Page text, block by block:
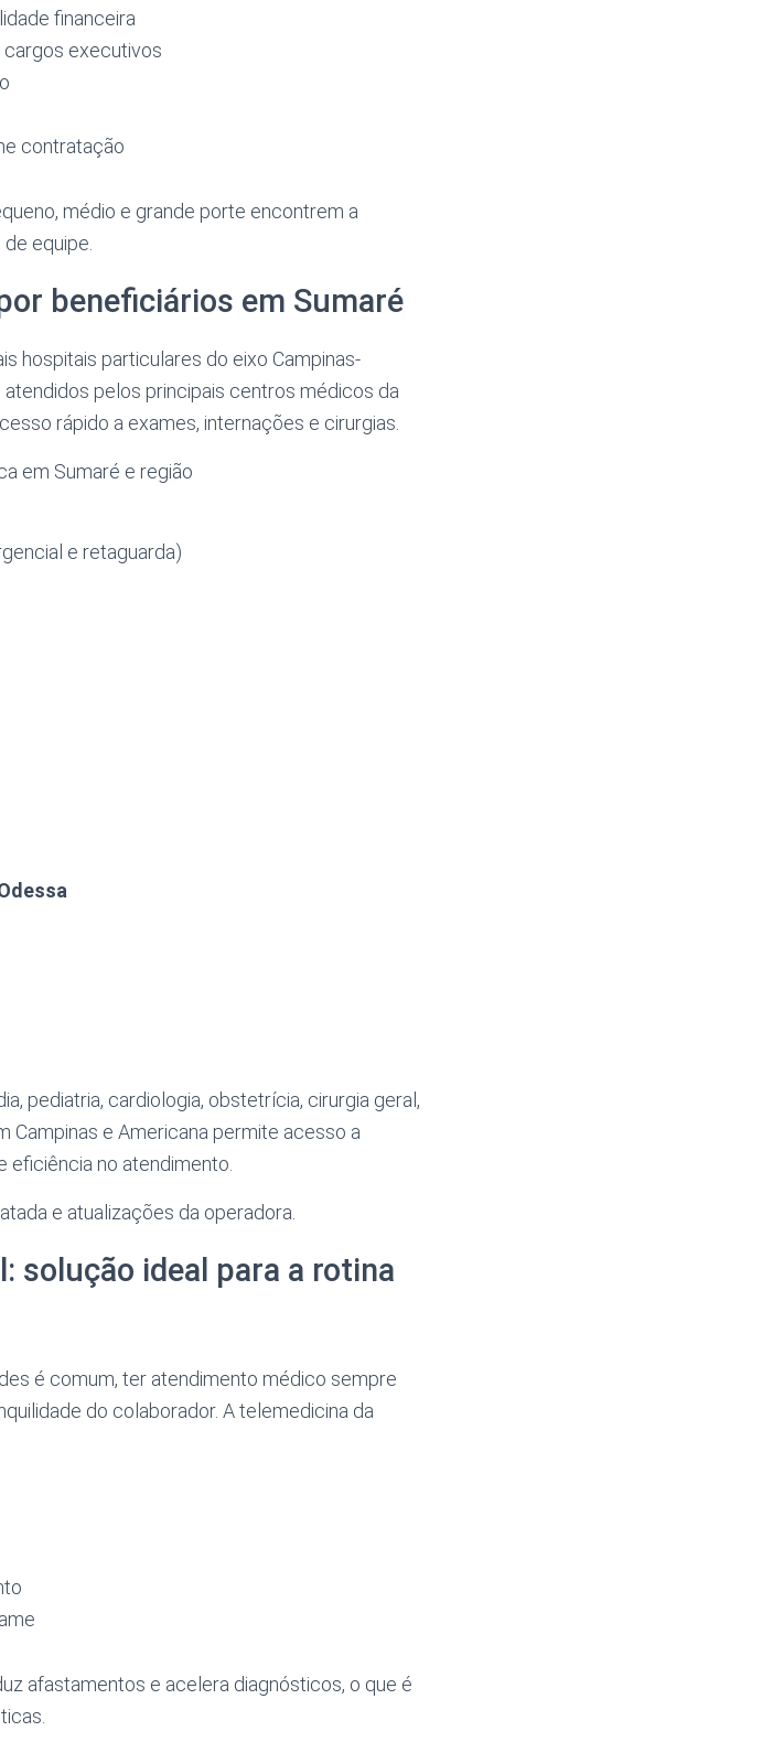
financeira
cargos executivos
contratação
médio e grande porte encontrem a
equipe.
beneficiários em Sumaré
hospitais particulares do eixo Campinas-
pelos principais centros médicos da
rápido a exames, internações e cirurgias.
em Sumaré e região
e retaguarda)
pediatria, cardiologia, obstetrícia, cirurgia geral,
Campinas e Americana permite acesso a
eficiência no atendimento.
e atualizações da operadora.
solução ideal para a rotina
é comum, ter atendimento médico sempre
do colaborador. A telemedicina da
afastamentos e acelera diagnósticos, o que é